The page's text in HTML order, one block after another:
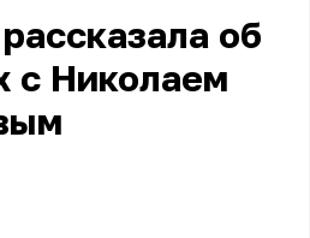
об
с Николаем